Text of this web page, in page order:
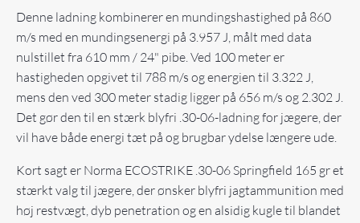
Denne ladning kombinerer en mundingshastighed på 860
m/s med en mundingsenergi på 3.957 J, målt med data
nulstillet fra 610 mm / 24" pibe. Ved 100 meter er
hastigheden opgivet til 788 m/s og energien til 3.322 J,
mens den ved 300 meter stadig ligger på 656 m/s og 2.302 J.
Det gør den til en stærk blyfri .30-06-ladning for jægere, der
vil have både energi tæt på og brugbar ydelse længere ude.
Kort sagt er Norma ECOSTRIKE .30-06 Springfield 165 gr et
stærkt valg til jægere, der ønsker blyfri jagtammunition med
høj restvægt, dyb penetration og en alsidig kugle til blandet